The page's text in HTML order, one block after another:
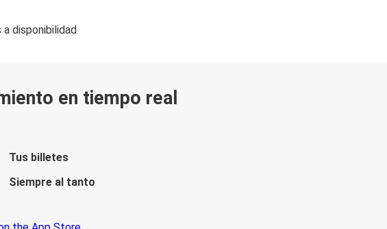
disponibilidad
en tiempo real
Tus billetes
Siempre al tanto